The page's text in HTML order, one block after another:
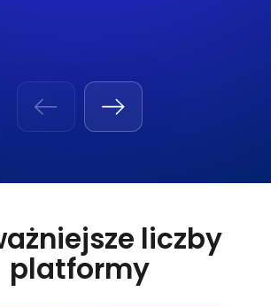
liczby
platformy